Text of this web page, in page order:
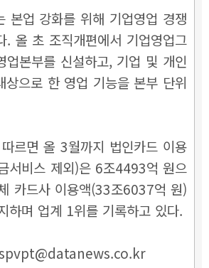
본업 강화를 위해 기업영업 경쟁
. 올 초 조직개편에서 기업영업그
업본부를 신설하고, 기업 및 개인
상으로 한 영업 기능을 본부 단위
르면 올 3월까지 법인카드 이용
서비스 제외)은 6조4493억 원으
카드사 이용액(33조6037억 원)
하며 업계 1위를 기록하고 있다.